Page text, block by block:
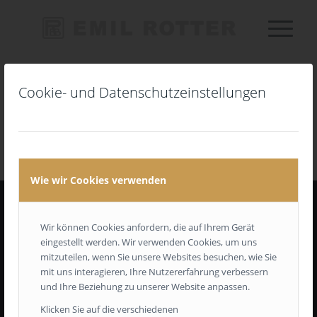
Cookie- und Datenschutzeinstellungen
Wie wir Cookies verwenden
Wir können Cookies anfordern, die auf Ihrem Gerät
eingestellt werden. Wir verwenden Cookies, um uns
mitzuteilen, wenn Sie unsere Websites besuchen, wie Sie
mit uns interagieren, Ihre Nutzererfahrung verbessern
und Ihre Beziehung zu unserer Website anpassen.
Klicken Sie auf die verschiedenen
Emil Rotter oHG • Ahornallee 9 • 14050 Berlin
Tel: +49 30 302 5151
Email: info (at) emil-rotter.de